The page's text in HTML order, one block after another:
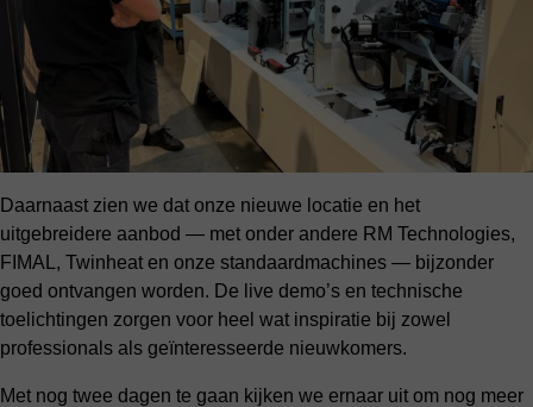
Daarnaast zien we dat onze nieuwe locatie en het
uitgebreidere aanbod — met onder andere RM Technologies,
FIMAL, Twinheat en onze standaardmachines — bijzonder
goed ontvangen worden. De live demo’s en technische
toelichtingen zorgen voor heel wat inspiratie bij zowel
professionals als geïnteresseerde nieuwkomers.
Met nog twee dagen te gaan kijken we ernaar uit om nog meer